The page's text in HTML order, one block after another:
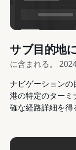
サブ目的地
に含まれる。
ナビゲーション
港の特定のター
確な経路詳細を得